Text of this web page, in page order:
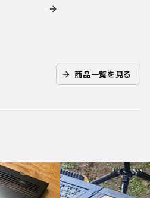
商品一覧を見る